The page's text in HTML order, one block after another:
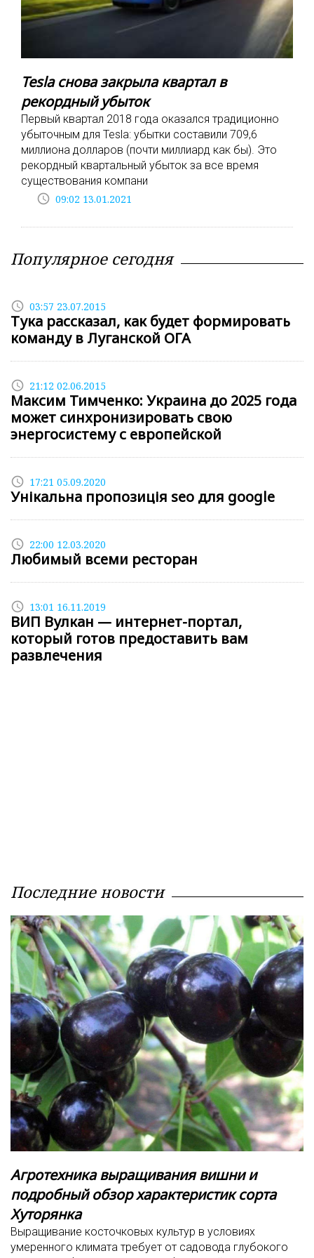
Tesla снова закрыла квартал в
рекордный убыток
Первый квартал 2018 года оказался традиционно
убыточным для Tesla: убытки составили 709,6
миллиона долларов (почти миллиард как бы). Это
рекордный квартальный убыток за все время
существования компани
access_time 09:02 13.01.2021
Популярное сегодня
access_time 03:57 23.07.2015
Тука рассказал, как будет формировать
команду в Луганской ОГА
access_time 21:12 02.06.2015
Максим Тимченко: Украина до 2025 года
может синхронизировать свою
энергосистему с европейской
access_time 17:21 05.09.2020
Унікальна пропозиція seo для google
access_time 22:00 12.03.2020
Любимый всеми ресторан
access_time 13:01 16.11.2019
ВИП Вулкан — интернет-портал,
который готов предоставить вам
развлечения
Последние новости
Агротехника выращивания вишни и
подробный обзор характеристик сорта
Хуторянка
Выращивание косточковых культур в условиях
умеренного климата требует от садовода глубокого